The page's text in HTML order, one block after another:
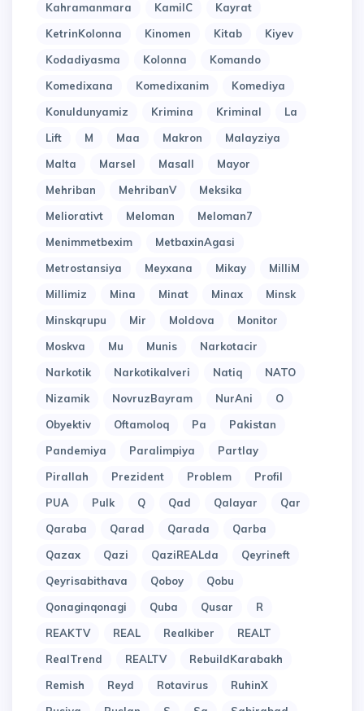
Kahramanmara
KamilC
Kayrat
KetrinKolonna
Kinomen Kitab
Kiyev
Kodadiyasma
Kolonna
Komando
Komedixana
Komedixanim
Komediya
Konuldunyamiz
Krimina Kriminal
La
Lift
M Maa Makron
Malayziya
Malta
Marsel Masall
Mayor
Mehriban
MehribanV
Meksika
Meliorativt
Meloman
Meloman7
Menimmetbexim
MetbaxinAgasi
Metrostansiya
Meyxana Mikay
MilliM
Millimiz
Mina Minat Minax
Minsk
Minskqrupu
Mir Moldova
Monitor
Moskva
Mu Munis
Narkotacir
Narkotik
Narkotikalveri Natiq
NATO
Nizamik
NovruzBayram NurAni
O
Obyektiv
Oftamoloq Pa
Pakistan
Pandemiya
Paralimpiya
Partlay
Pirallah
Prezident Problem
Profil
PUA
Pulk Q Qad Qalayar
Qar
Qaraba
Qarad Qarada
Qarba
Qazax
Qazi QaziREALda
Qeyrineft
Qeyrisabithava
Qoboy
Qobu
Qonaginqonagi
Quba Qusar
R
REAKTV
REAL Realkiber
REALT
RealTrend
REALTV
RebuildKarabakh
Remish
Reyd Rotavirus
RuhinX